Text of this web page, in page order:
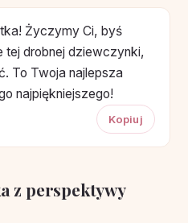
Życzymy Ci, byś
tej drobnej dziewczynki,
To Twoja najlepsza
najpiękniejszego!
Kopiuj
z perspektywy